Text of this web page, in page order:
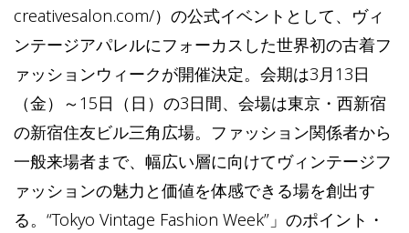
creativesalon.com/）の公式イベントとして、ヴィ
ンテージアパレルにフォーカスした世界初の古着フ
ァッションウィークが開催決定。会期は3月13日
（金）～15日（日）の3日間、会場は東京・西新宿
の新宿住友ビル三角広場。ファッション関係者から
一般来場者まで、幅広い層に向けてヴィンテージフ
ァッションの魅力と価値を体感できる場を創出す
る。“Tokyo Vintage Fashion Week”」のポイント・